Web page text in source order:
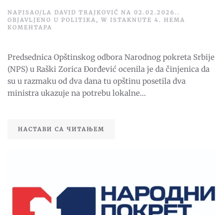
NAPISAO/LA DAVID TRAJKOVIĆ NA 02.02.2026. .
OBJAVLJENO U POLITIKA , W ISTAKNUTE 4 . НЕМА
КОМЕНТАРА
STVARAJU
PRIVID
RADA,
A
STVARNE
Predsednica Opštinskog odbora Narodnog pokreta Srbije
(NPS) u Raški Zorica Đorđević ocenila je da činjenica da
su u razmaku od dva dana tu opštinu posetila dva
ministra ukazuje na potrebu lokalne...
НАСТАВИ СА ЧИТАЊЕМ